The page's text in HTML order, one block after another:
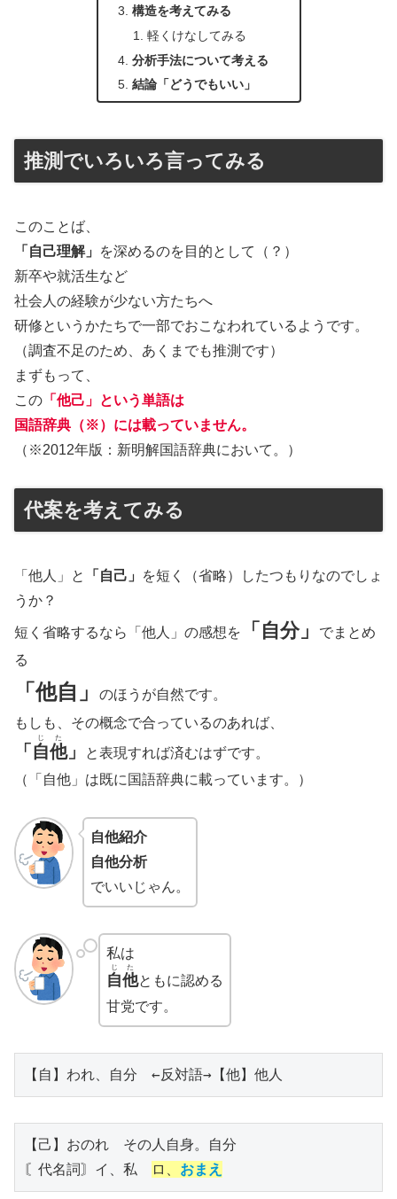
構造を考えてみる
軽くけなしてみる
分析手法について考える
結論「どうでもいい」
推測でいろいろ言ってみる
このことば、
「自己理解」
を深めるのを目的として（？）
新卒や就活生など
社会人の経験が少ない方たちへ
研修というかたちで一部でおこなわれているようです。
（調査不足のため、あくまでも推測です）
まずもって、
この 「他己」という単語は
国語辞典（※）には載っていません。
（※2012年版：新明解国語辞典において。）
代案を考えてみる
「他人」と 「自己」
を短く（省略）したつもりなのでしょ
うか？
短く省略するなら「他人」の感想を 「自分」
でまとめ
る
「他自」
のほうが自然です。
もしも、その概念で合っているのあれば、
「自他
じた
」
と表現すれば済むはずです。
（「自他」は既に国語辞典に載っています。）
自他紹介
自他分析
でいいじゃん。
私は
自他
じた
ともに認める
甘党です。
【自】われ、自分　←反対語→【他】他人
【己】おのれ　その人自身。自分
〘代名詞〙イ、私
ロ、 おまえ